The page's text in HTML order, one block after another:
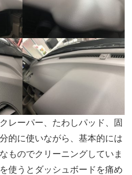
レーパー、たわしパッド、固
的に使いながら、基本的には
ものでクリーニングしていま
使うとダッシュボードを痛め